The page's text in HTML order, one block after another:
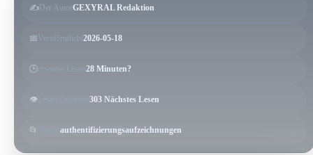
✍️ Der AutorGEXYRAL Redaktion
📅Veröffentlicht2026-05-18
🕒erwartet Lesen28 Minuten?
👁️ Lesen Quantität 303 Nächstes Lesen
📂 authentifizierungsaufzeichnungen